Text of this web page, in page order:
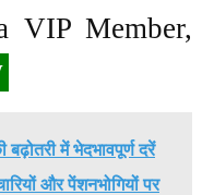
VIP Member,
में भेदभावपूर्ण दरें
और पेंशनभोगियों पर